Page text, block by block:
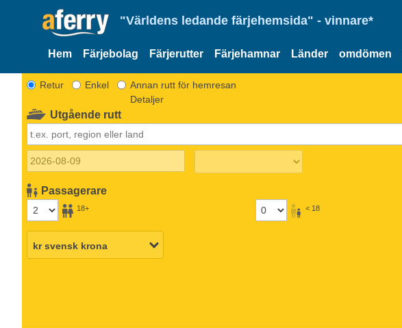
"Världens ledande färjehemsida" - vinnare*
Hem Färjebolag Färjerutter Färjehamnar Länder omdömen
Retur Enkel
Annan rutt för hemresan
Detaljer
Utgående rutt
Passagerare
18+ < 18